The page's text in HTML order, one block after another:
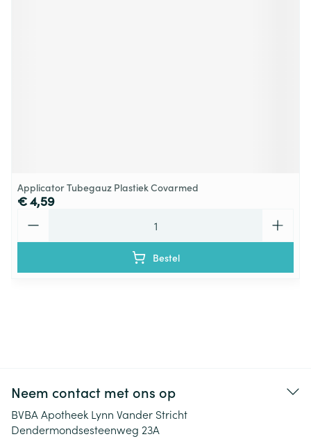
Applicator Tubegauz Plastiek Covarmed
€ 4,59
Bestel
Neem contact met ons op
BVBA Apotheek Lynn Vander Stricht
Dendermondsesteenweg 23A